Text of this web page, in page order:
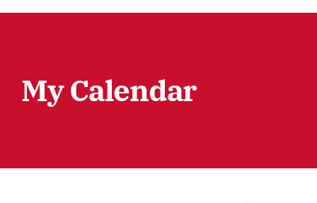
My Calendar